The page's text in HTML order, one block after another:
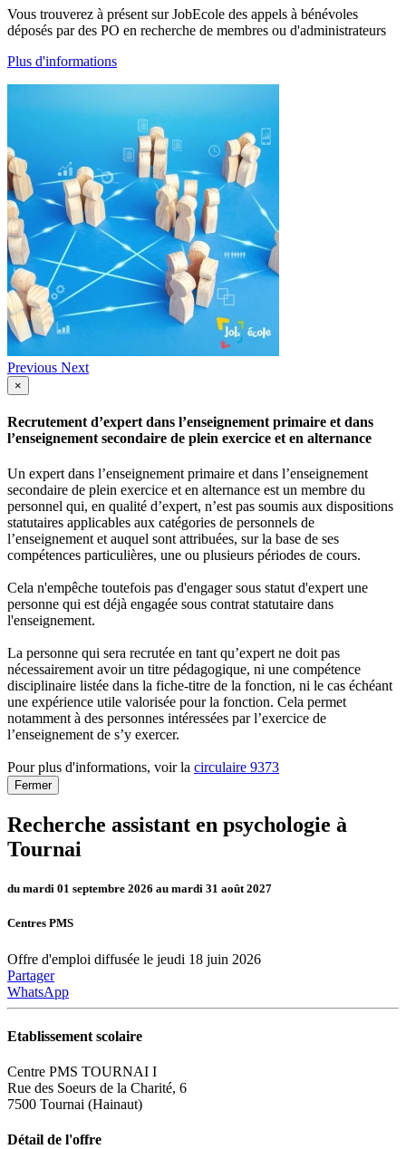
Vous trouverez à présent sur JobEcole des appels à bénévoles
déposés par des PO en recherche de membres ou d'administrateurs
Plus d'informations
Previous Next
×
Recrutement d’expert dans l’enseignement primaire et dans
l’enseignement secondaire de plein exercice et en alternance
Un expert dans l’enseignement primaire et dans l’enseignement
secondaire de plein exercice et en alternance est un membre du
personnel qui, en qualité d’expert, n’est pas soumis aux dispositions
statutaires applicables aux catégories de personnels de
l’enseignement et auquel sont attribuées, sur la base de ses
compétences particulières, une ou plusieurs périodes de cours.
Cela n'empêche toutefois pas d'engager sous statut d'expert une
personne qui est déjà engagée sous contrat statutaire dans
l'enseignement.
La personne qui sera recrutée en tant qu’expert ne doit pas
nécessairement avoir un titre pédagogique, ni une compétence
disciplinaire listée dans la fiche-titre de la fonction, ni le cas échéant
une expérience utile valorisée pour la fonction. Cela permet
notamment à des personnes intéressées par l’exercice de
l’enseignement de s’y exercer.
Pour plus d'informations, voir la circulaire 9373
Fermer
Recherche assistant en psychologie à
Tournai
du mardi 01 septembre 2026 au mardi 31 août 2027
Centres PMS
Offre d'emploi diffusée le jeudi 18 juin 2026
Partager
WhatsApp
Etablissement scolaire
Centre PMS TOURNAI I
Rue des Soeurs de la Charité, 6
7500 Tournai (Hainaut)
Détail de l'offre